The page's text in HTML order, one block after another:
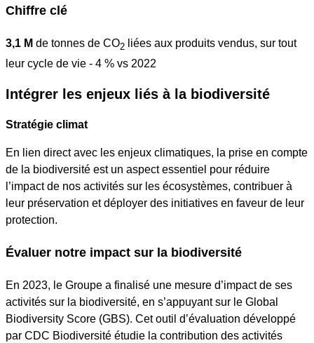
Chiffre clé
3,1 M de tonnes de CO2 liées aux produits vendus, sur tout
leur cycle de vie - 4 % vs 2022
Intégrer les enjeux liés à la biodiversité
Stratégie climat
En lien direct avec les enjeux climatiques, la prise en compte
de la biodiversité est un aspect essentiel pour réduire
l’impact de nos activités sur les écosystèmes, contribuer à
leur préservation et déployer des initiatives en faveur de leur
protection.
Évaluer notre impact sur la biodiversité
En 2023, le Groupe a finalisé une mesure d’impact de ses
activités sur la biodiversité, en s’appuyant sur le Global
Biodiversity Score (GBS). Cet outil d’évaluation développé
par CDC Biodiversité étudie la contribution des activités